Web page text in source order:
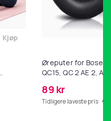
Legg Magetrener, 6-rørs
Kjøp
Øreputer for Bose
QC15, QC 2 AE 2, AE
89 kr
Tidligere laveste pris: 99